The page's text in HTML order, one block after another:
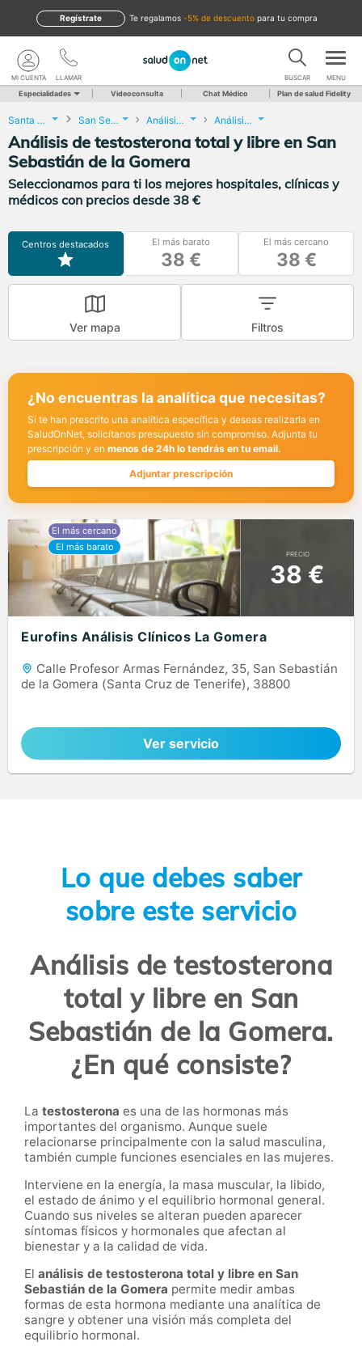
te regalamos -5% de descuento para tu compra
Regístrate
LLAMAR
MI CUENTA BUSCAR MENU
Especialidades Videoconsulta Chat Médico Plan de salud Fidelity
Santa Cruz de Tenerife San Sebastián de la Gomera Análisis Clínicos Análisis de testosterona total y libre
Análisis de testosterona total y libre en San
Sebastián de la Gomera
Seleccionamos para ti los mejores hospitales, clínicas y
médicos con precios desde 38 €
Centros destacados El más barato
38 €
El más cercano
38 €
Ver mapa Filtros
¿No encuentras la analítica que necesitas?
Si te han prescrito una analítica específica y deseas realizarla en
SaludOnNet, solicítanos presupuesto sin compromiso. Adjunta tu
prescripción y en menos de 24h lo tendrás en tu email.
Adjuntar prescripción
PRECIO
38 €
Eurofins Análisis Clínicos La Gomera
Calle Profesor Armas Fernández, 35, San Sebastián
de la Gomera (Santa Cruz de Tenerife), 38800
Ver servicio
Lo que debes saber
sobre este servicio
Análisis de testosterona
total y libre en San
Sebastián de la Gomera.
¿En qué consiste?
La testosterona es una de las hormonas más
importantes del organismo. Aunque suele
relacionarse principalmente con la salud masculina,
también cumple funciones esenciales en las mujeres.
Interviene en la energía, la masa muscular, la libido,
el estado de ánimo y el equilibrio hormonal general.
Cuando sus niveles se alteran pueden aparecer
síntomas físicos y hormonales que afectan al
bienestar y a la calidad de vida.
El análisis de testosterona total y libre en San
Sebastián de la Gomera permite medir ambas
formas de esta hormona mediante una analítica de
sangre y obtener una visión más completa del
equilibrio hormonal.